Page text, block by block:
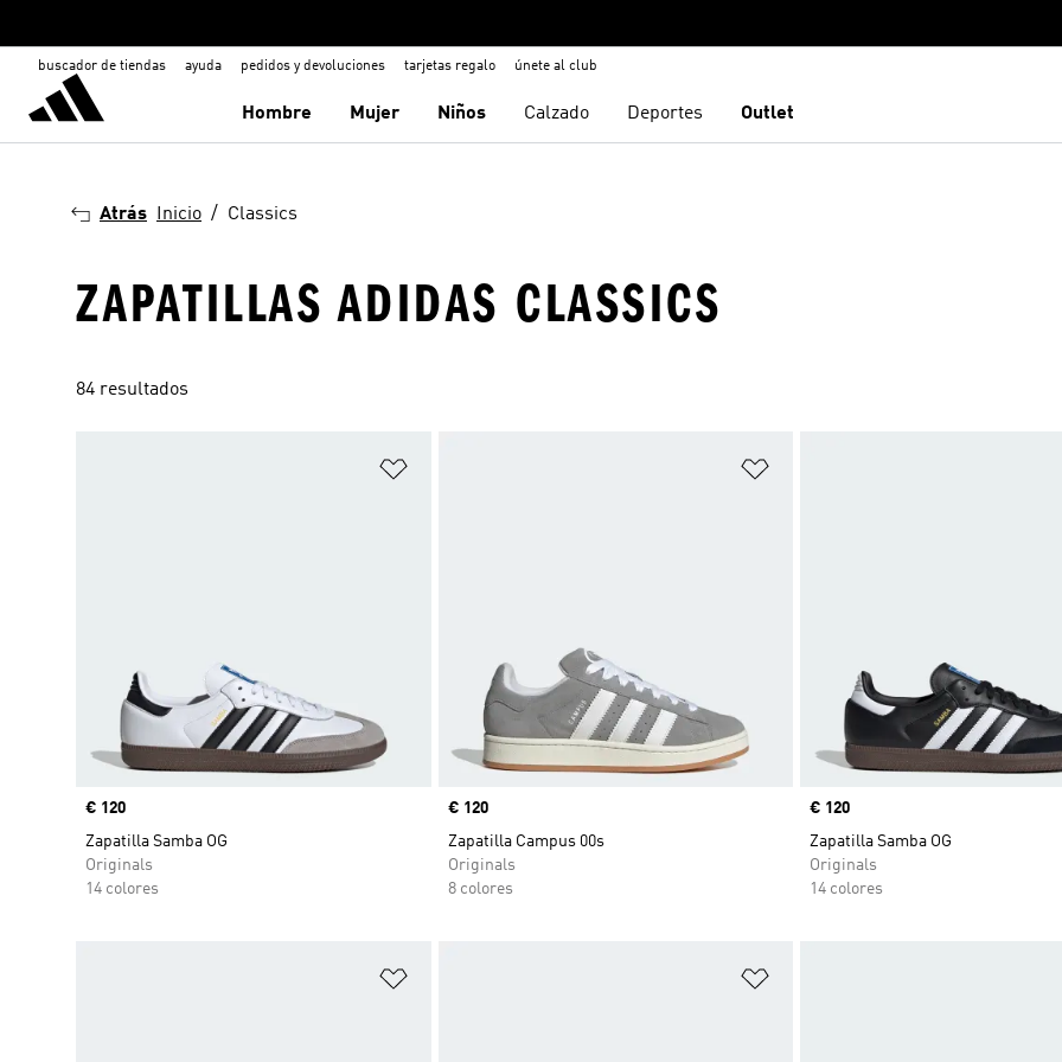
buscador de tiendas ayuda pedidos y devoluciones tarjetas regalo únete al club
Hombre Mujer Niños Calzado Deportes Outlet
Atrás Inicio Classics
ZAPATILLAS ADIDAS CLASSICS
84 resultados
Precio
€ 120
Zapatilla Samba OG
Originals
14 colores
Precio
€ 120
Zapatilla Campus 00s
Originals
8 colores
Precio
€ 120
Zapatilla Samba OG
Originals
14 colores